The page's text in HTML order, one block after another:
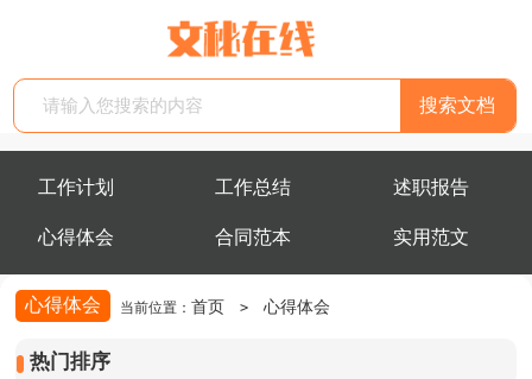
工作计划 工作总结 述职报告
心得体会 合同范本 实用范文
心得体会 当前位置：首页 > 心得体会
热门排序